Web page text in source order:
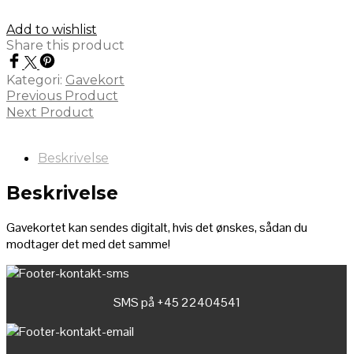
Add to wishlist
Share this product
Kategori: Gavekort
Previous Product
Next Product
Beskrivelse
Beskrivelse
Gavekortet kan sendes digitalt, hvis det ønskes, sådan du
modtager det med det samme!
SMS på +45 22404541